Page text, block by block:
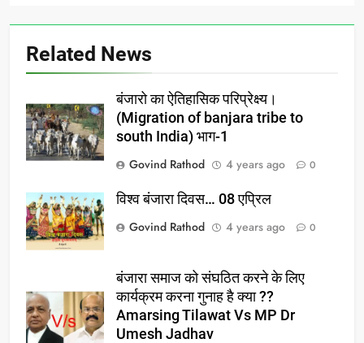
Related News
बंजारो का ऐतिहासिक परिप्रेक्ष्य।
(Migration of banjara tribe to
south India) भाग-1
Govind Rathod
4 years ago 0
विश्व बंजारा दिवस… 08 एप्रिल
Govind Rathod
4 years ago 0
बंजारा समाज को संघठित करने के लिए
कार्यक्रम करना गुनाह है क्या ??
Amarsing Tilawat Vs MP Dr
Umesh Jadhav